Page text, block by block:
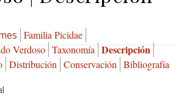
Familia Picidae
Verdoso Taxonomía Descripción
Distribución Conservación Bibliografía